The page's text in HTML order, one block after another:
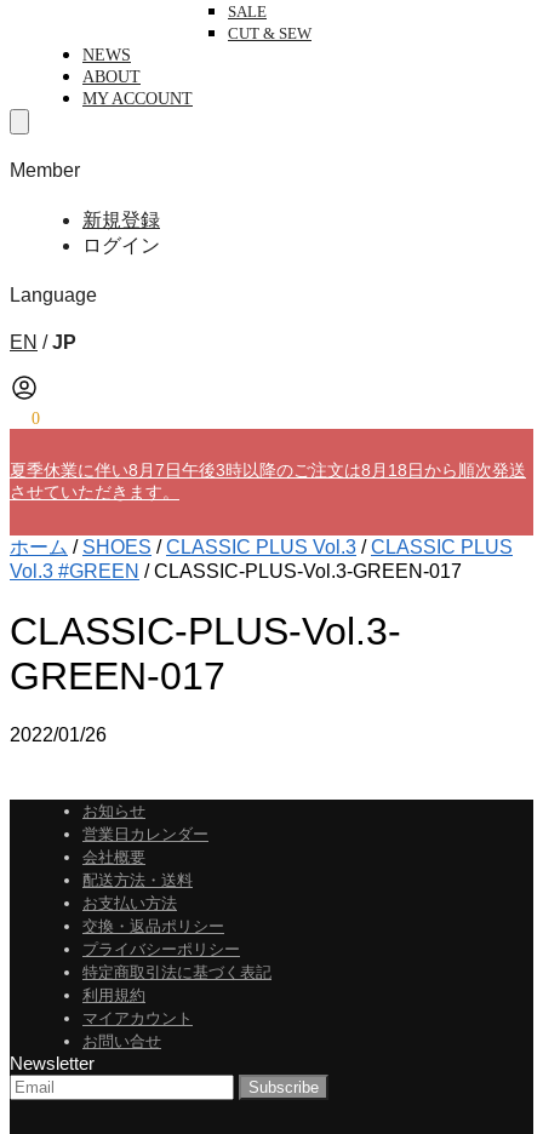
SALE
CUT & SEW
NEWS
ABOUT
MY ACCOUNT
Member
新規登録
ログイン
Language
EN /JP
0
夏季休業に伴い8月7日午後3時以降のご注文は8月18日から順次発送
させていただきます。
ホーム / SHOES /CLASSIC PLUS Vol.3 /CLASSIC PLUS
Vol.3 #GREEN /CLASSIC-PLUS-Vol.3-GREEN-017
CLASSIC-PLUS-Vol.3-
GREEN-017
2022/01/26
お知らせ
営業日カレンダー
会社概要
配送方法・送料
お支払い方法
交換・返品ポリシー
プライバシーポリシー
特定商取引法に基づく表記
利用規約
マイアカウント
お問い合せ
Newsletter